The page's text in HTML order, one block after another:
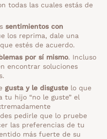
todas las cuales estás de
sentimientos con
los reprima, dale una
estés de acuerdo.
por sí mismo. Incluso
encontrar soluciones
gusta y le disguste lo que
tu hijo “no le guste” el
pedirle que lo pruebe
las preferencias de tu
más fuerte de su